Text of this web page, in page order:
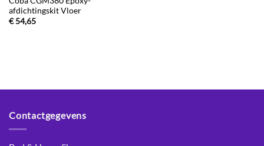
afdichtingskit Vloer
€54,65
Contactgegevens